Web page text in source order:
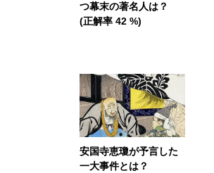
つ幕末の著名人は？
(正解率 42 %)
安国寺恵瓊が予言した
一大事件とは？